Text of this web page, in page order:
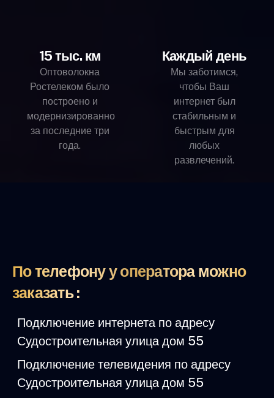
15 тыс. км
Оптоволокна
Ростелеком было
построено и
модернизированно
за последние три
года.
Каждый день
Мы заботимся,
чтобы Ваш
интернет был
стабильным и
быстрым для
любых
развлечений.
По телефону у оператора можно
заказать :
Подключение интернета по адресу
Судостроительная улица дом 55
Подключение телевидения по адресу
Судостроительная улица дом 55